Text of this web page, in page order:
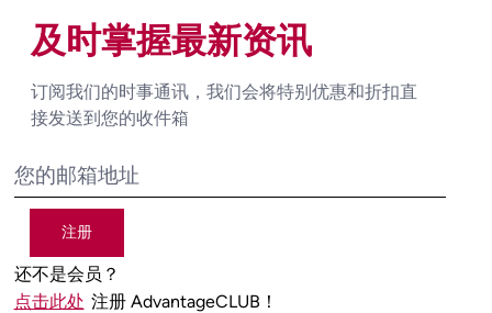
及时掌握最新资讯
订阅我们的时事通讯，我们会将特别优惠和折扣直
接发送到您的收件箱
注册
还不是会员？
点击此处 注册 AdvantageCLUB！